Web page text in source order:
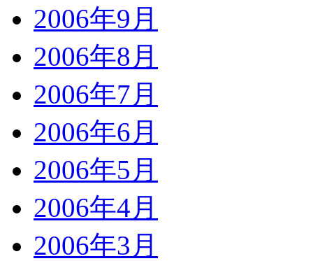
2006年9月
2006年8月
2006年7月
2006年6月
2006年5月
2006年4月
2006年3月